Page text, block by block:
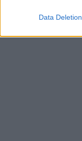
Data Deletion